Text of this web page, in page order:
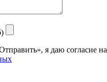
я даю согласие на